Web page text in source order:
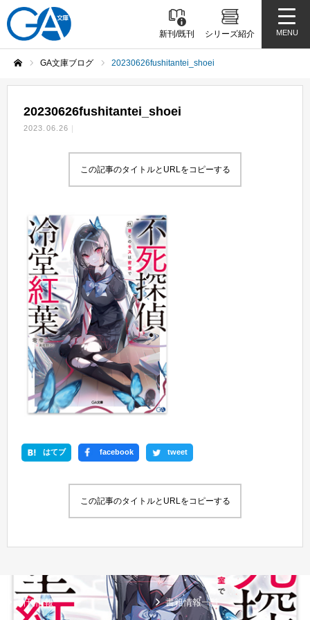
新刊/既刊 シリーズ紹介 MENU
GA文庫ブログ 20230626fushitantei_shoei
20230626fushitantei_shoei
2023.06.26
この記事のタイトルとURLをコピーする
はてブ facebook tweet
この記事のタイトルとURLをコピーする
新刊情報 書籍情報一覧